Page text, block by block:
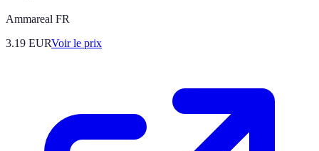
Ammareal FR
3.19 EURVoir le prix